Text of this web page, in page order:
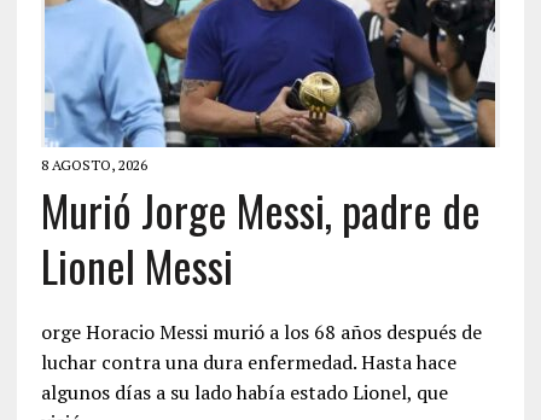
8 AGOSTO, 2026
Murió Jorge Messi, padre de
Lionel Messi
orge Horacio Messi murió a los 68 años después de
luchar contra una dura enfermedad. Hasta hace
algunos días a su lado había estado Lionel, que